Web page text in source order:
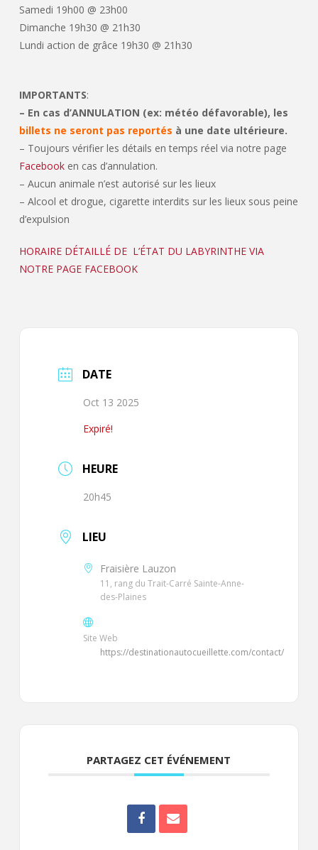
Samedi 19h00 @ 23h00
Dimanche 19h30 @ 21h30
Lundi action de grâce 19h30 @ 21h30
IMPORTANTS:
– En cas d’ANNULATION (ex: météo défavorable), les
billets ne seront pas reportés à une date ultérieure.
– Toujours vérifier les détails en temps réel via notre page
Facebooken cas d’annulation.
– Aucun animale n’est autorisé sur les lieux
– Alcool et drogue, cigarette interdits sur les lieux sous peine
d’expulsion
HORAIRE DÉTAILLÉ DE L’ÉTAT DU LABYRINTHE VIA
NOTRE PAGE FACEBOOK
DATE
Oct 13 2025
Expiré!
HEURE
20h45
LIEU
Fraisière Lauzon
11, rang du Trait-Carré Sainte-Anne-
des-Plaines
Site Web
https://destinationautocueillette.com/contact/
PARTAGEZ CET ÉVÉNEMENT